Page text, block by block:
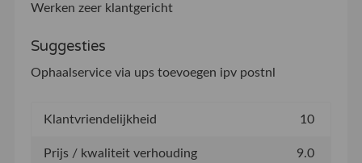
Werken zeer klantgericht
Suggesties
Ophaalservice via ups toevoegen ipv postnl
Klantvriendelijkheid 10
Prijs / kwaliteit verhouding 9.0